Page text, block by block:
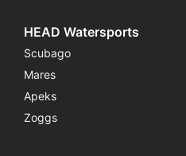
HEAD Watersports
Scubago
Mares
Apeks
Zoggs